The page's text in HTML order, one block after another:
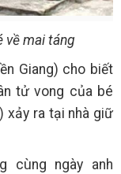
về mai táng
Giang) cho biết
tử vong của bé
xảy ra tại nhà giữ
cùng ngày anh